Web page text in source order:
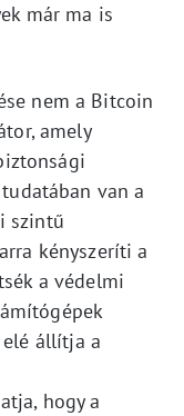
már ma is
nem a Bitcoin
amely
van a
szintű
kényszeríti a
a védelmi
állítja a
hogy a